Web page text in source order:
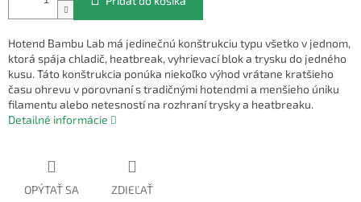
Hotend Bambu Lab má jedinečnú konštrukciu typu všetko v jednom,
ktorá spája chladič, heatbreak, vyhrievací blok a trysku do jedného
kusu. Táto konštrukcia ponúka niekoľko výhod vrátane kratšieho
času ohrevu v porovnaní s tradičnými hotendmi a menšieho úniku
filamentu alebo netesností na rozhraní trysky a heatbreaku.
Detailné informácie
OPÝTAŤ SA ZDIEĽAŤ